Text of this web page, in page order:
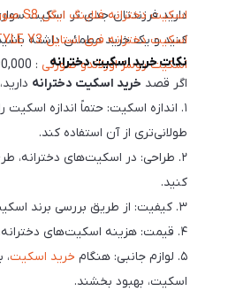
دارید فرزندتان جدی تر اسکیت
کنید و یک خرید مطمئن داشته
اسكيت دخترانه فلاينگ ايگل S8 صورتی
اسکیت دخترانه فری استایل FREESTYLE Y3 صورتی
اسكيت روسز اورلاندو صورتی : 11,690,000 تومان
نکات خرید اسکیت دخترانه
اگر قصد خرید اسکیت دخترانه
۱. اندازه اسکیت: حتماً اندازه
طولانی‌تری از آن استفاده کند.
۲. طراحی: در اسکیت‌های دخترانه،
کنید.
۳. کیفیت: از طریق بررسی برند اسکیت، جنس و موادی که در ساخت آن استفاده شده‌اند، می‌توانید به کیفیت اسکیت دخترانه خود اطمینان پیدا کنید. بهتر است از برندهای معتبر و معروف خرید کنید.
۴. قیمت: هزینه اسکیت‌های دخترانه، معمولاً بسته به کیفیت، طراحی و برند آنها متفاوت است. بهتر است برای خرید، اسکیتی را انتخاب کنید که به نسبت کیفیت، بهای مناسبی داشته باشد.
۵. لوازم جانبی: هنگام
خرید اسکیت،
اسکیت، بهبود بخشند.